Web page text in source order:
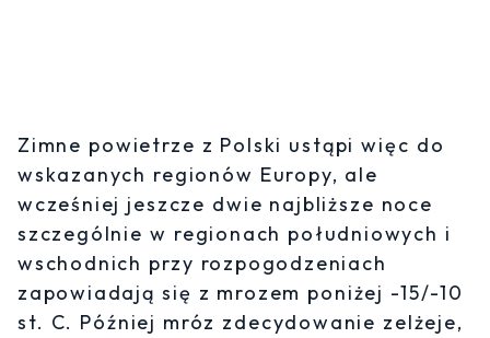
Zimne powietrze z Polski ustąpi więc do
wskazanych regionów Europy, ale
wcześniej jeszcze dwie najbliższe noce
szczególnie w regionach południowych i
wschodnich przy rozpogodzeniach
zapowiadają się z mrozem poniżej -15/-10
st. C. Później mróz zdecydowanie zelżeje,